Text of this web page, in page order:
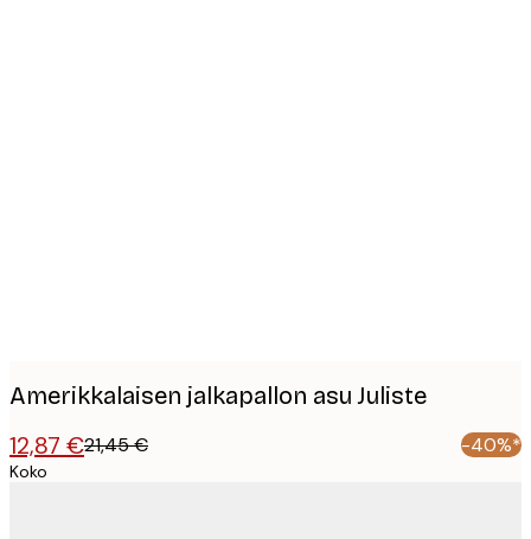
Amerikkalaisen jalkapallon asu Juliste
12,87 €21,45 € -40%*
Koko